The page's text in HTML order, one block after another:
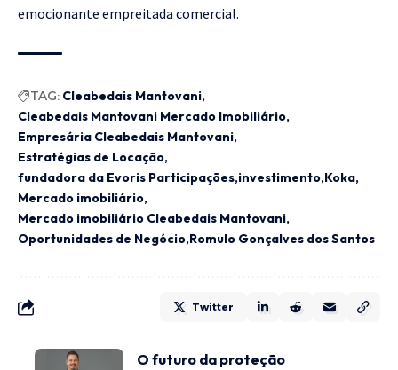
emocionante empreitada comercial.
TAG: Cleabedais Mantovani
Cleabedais Mantovani Mercado Imobiliário
Empresária Cleabedais Mantovani
Estratégias de Locação
fundadora da Evoris Participações investimento Koka
Mercado imobiliário
Mercado imobiliário Cleabedais Mantovani
Oportunidades de Negócio Romulo Gonçalves dos Santos
Twitter
O futuro da proteção